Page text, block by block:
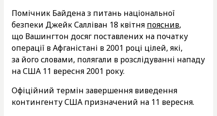
Помічник Байдена з питань національної
безпеки Джейк Салліван 18 квітня пояснив,
що Вашингтон досяг поставлених на початку
операції в Афганістані в 2001 році цілей, які,
за його словами, полягали в розслідуванні нападу
на США 11 вересня 2001 року.
Офіційний термін завершення виведення
контингенту США призначений на 11 вересня.